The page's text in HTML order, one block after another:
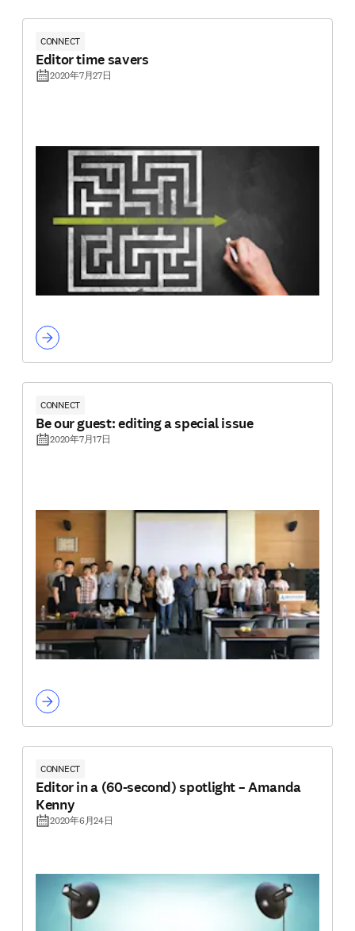
CONNECT
Editor time savers
2020年7月27日
CONNECT
Be our guest: editing a special issue
2020年7月17日
CONNECT
Editor in a (60-second) spotlight – Amanda
Kenny
2020年6月24日